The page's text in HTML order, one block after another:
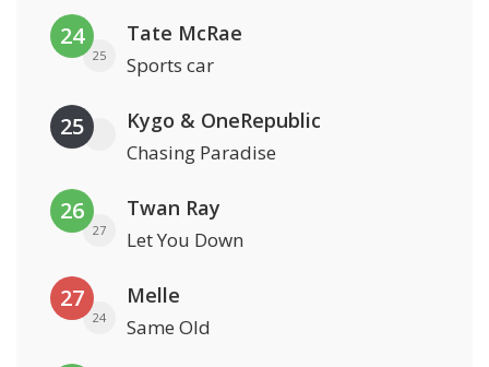
24
25
Tate McRae
Sports car
25 Kygo & OneRepublic
Chasing Paradise
26
27
Twan Ray
Let You Down
27
24
Melle
Same Old